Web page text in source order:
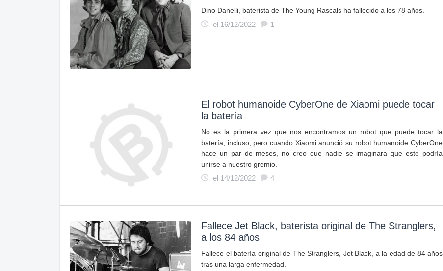
Dino Danelli, baterista de The Young Rascals ha fallecido a los 78 años.
el 16/12/2022
1
El robot humanoide CyberOne de Xiaomi puede tocar
la batería
No es la primera vez que nos encontramos un robot que puede tocar la
batería, incluso, pero cuando Xiaomi anunció su robot humanoide CyberOne
hace un par de meses, no creo que nadie se imaginara que este podría
unirse a nuestro gremio.
el 14/12/2022
4
Fallece Jet Black, baterista original de The Stranglers,
a los 84 años
Fallece el batería original de The Stranglers, Jet Black, a la edad de 84 años
tras una larga enfermedad.